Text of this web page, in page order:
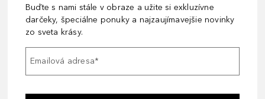
Buďte s nami stále v obraze a užite si exkluzívne
darčeky, špeciálne ponuky a najzaujímavejšie novinky
zo sveta krásy.
Emailová adresa*